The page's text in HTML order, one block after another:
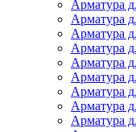
Арматура
Арматура
Арматура
Арматура
Арматура
Арматура
Арматура
Арматура
Арматура